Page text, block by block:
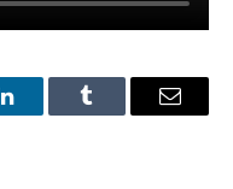
LinkedInTumblr
E-